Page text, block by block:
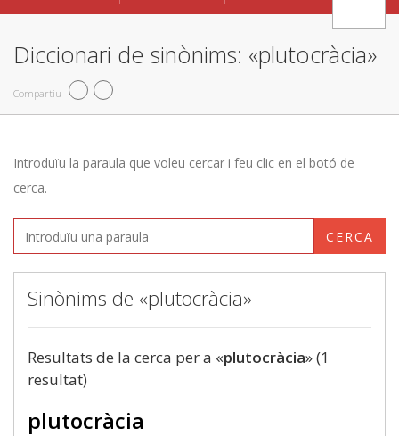
Diccionari de sinònims: «plutocràcia»
Compartiu
Introduïu la paraula que voleu cercar i feu clic en el botó de
cerca.
CERCA
Sinònims de «plutocràcia»
Resultats de la cerca per a «plutocràcia» (1
resultat)
plutocràcia